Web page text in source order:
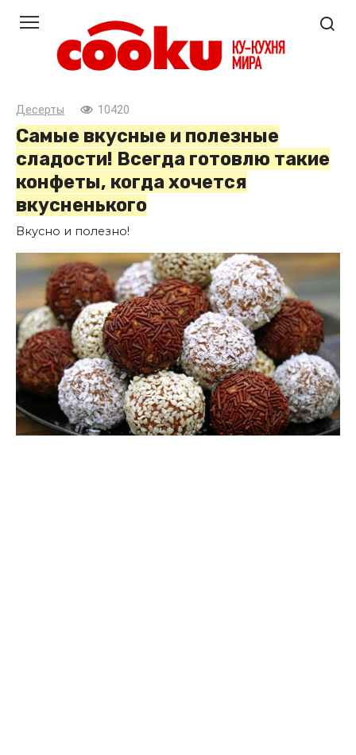
контенту
Десерты 10420
Самые вкусные и полезные
сладости! Всегда готовлю такие
конфеты, когда хочется
вкусненького
Вкусно и полезно!